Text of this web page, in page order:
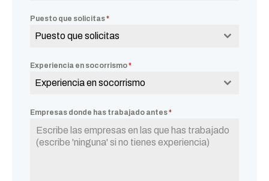
Puesto que solicitas*
Puesto que solicitas
Experiencia en socorrismo*
Experiencia en socorrismo
Empresas donde has trabajado antes*